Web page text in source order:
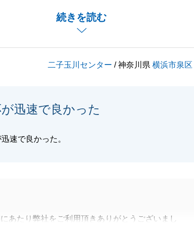
続きを読む
お手続きやご準備等ご協力いただき重ねて御礼申
ます。
二子玉川センター / 神奈川県横浜市泉区
迅速で良かった
速で良かった。
あたり弊社をご利用頂きありがとうございまし